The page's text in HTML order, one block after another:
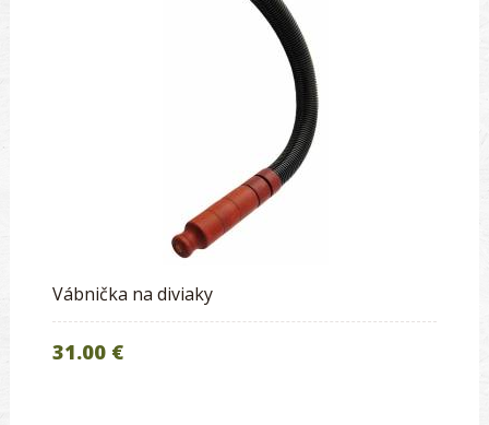
Vábnička na diviaky
31.00 €